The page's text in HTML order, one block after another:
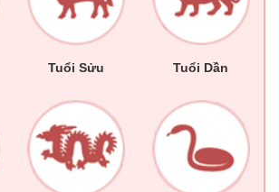
Tuổi Sửu Tuổi Dần